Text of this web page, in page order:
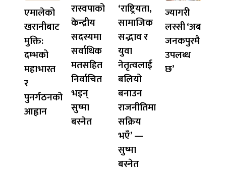
एमालेको
खरानीबाट
मुक्ति:
दम्भको
महाभारत
र
पुनर्गठनको
आह्वान
रास्वपाको
केन्द्रीय
सदस्यमा
सर्वाधिक
मतसहित
निर्वाचित
भइन्
सुष्मा
बस्नेत
‘राष्ट्रियता,
सामाजिक
सद्भाव र
युवा
नेतृत्वलाई
बलियो
बनाउन
राजनीतिमा
सक्रिय
भएँ’ —
सुष्मा
बस्नेत
ज्यागरी
लस्सी ‘अब
जनकपुरमै
उपलब्ध
छ’